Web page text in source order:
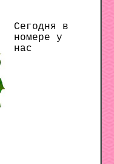
Сегодня в
номере у
нас